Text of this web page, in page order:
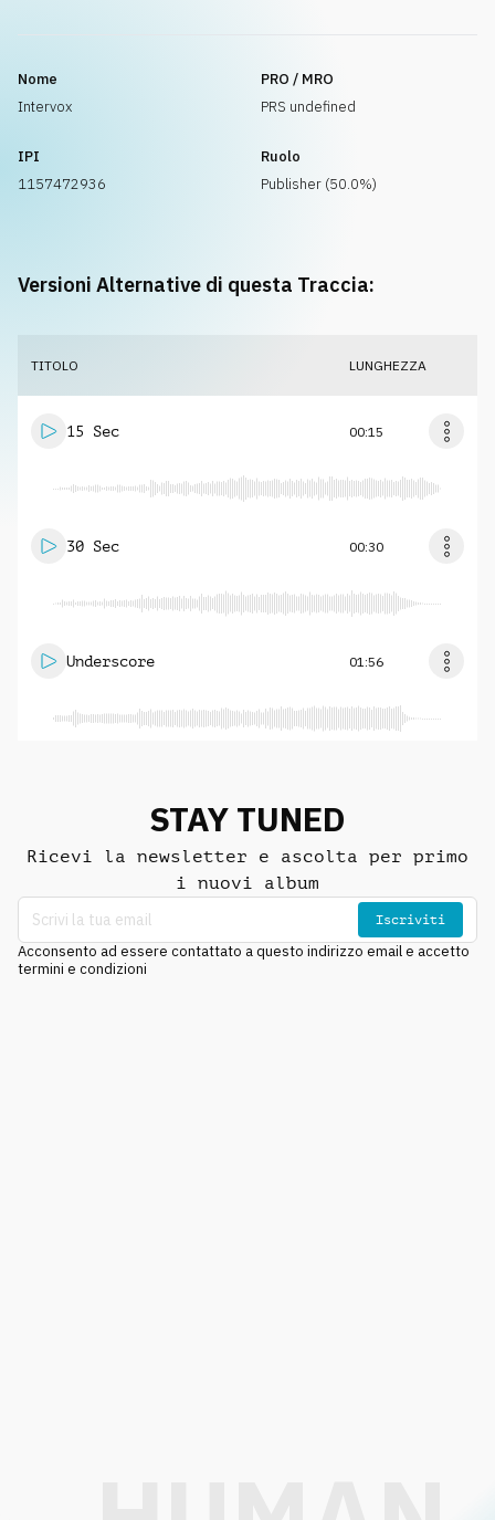
Nome
Intervox
PRO / MRO
PRS undefined
IPI
1157472936
Ruolo
Publisher (50.0%)
Versioni Alternative di questa Traccia:
TITOLO LUNGHEZZA
15 Sec 00:15
30 Sec 00:30
Underscore 01:56
STAY TUNED
Ricevi la newsletter e ascolta per primo
i nuovi album
Iscriviti
Acconsento ad essere contattato a questo indirizzo email e accetto
termini e condizioni